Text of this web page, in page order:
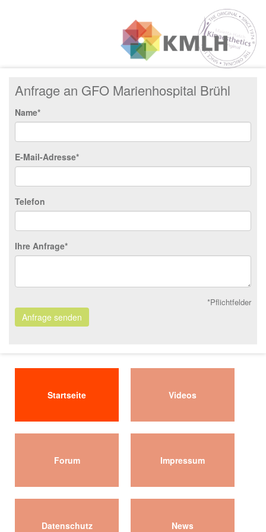
Anfrage an GFO Marienhospital Brühl
Name*
E-Mail-Adresse*
Telefon
Ihre Anfrage*
*Pflichtfelder
Anfrage senden
Startseite Videos
Forum Impressum
Datenschutz News